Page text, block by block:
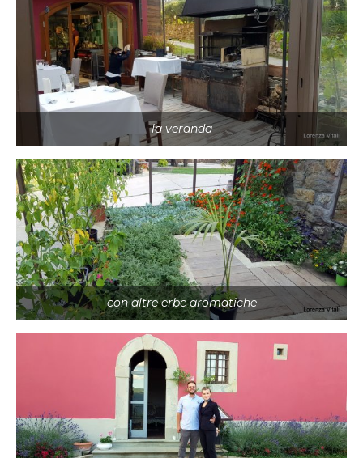
la veranda
con altre erbe aromatiche